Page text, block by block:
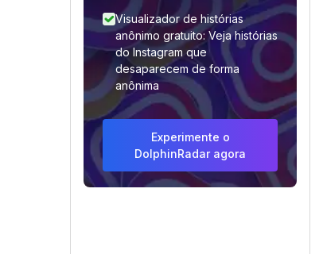
Visualizador de histórias
anônimo gratuito: Veja histórias
do Instagram que
desaparecem de forma
anônima
Experimente o
DolphinRadar agora